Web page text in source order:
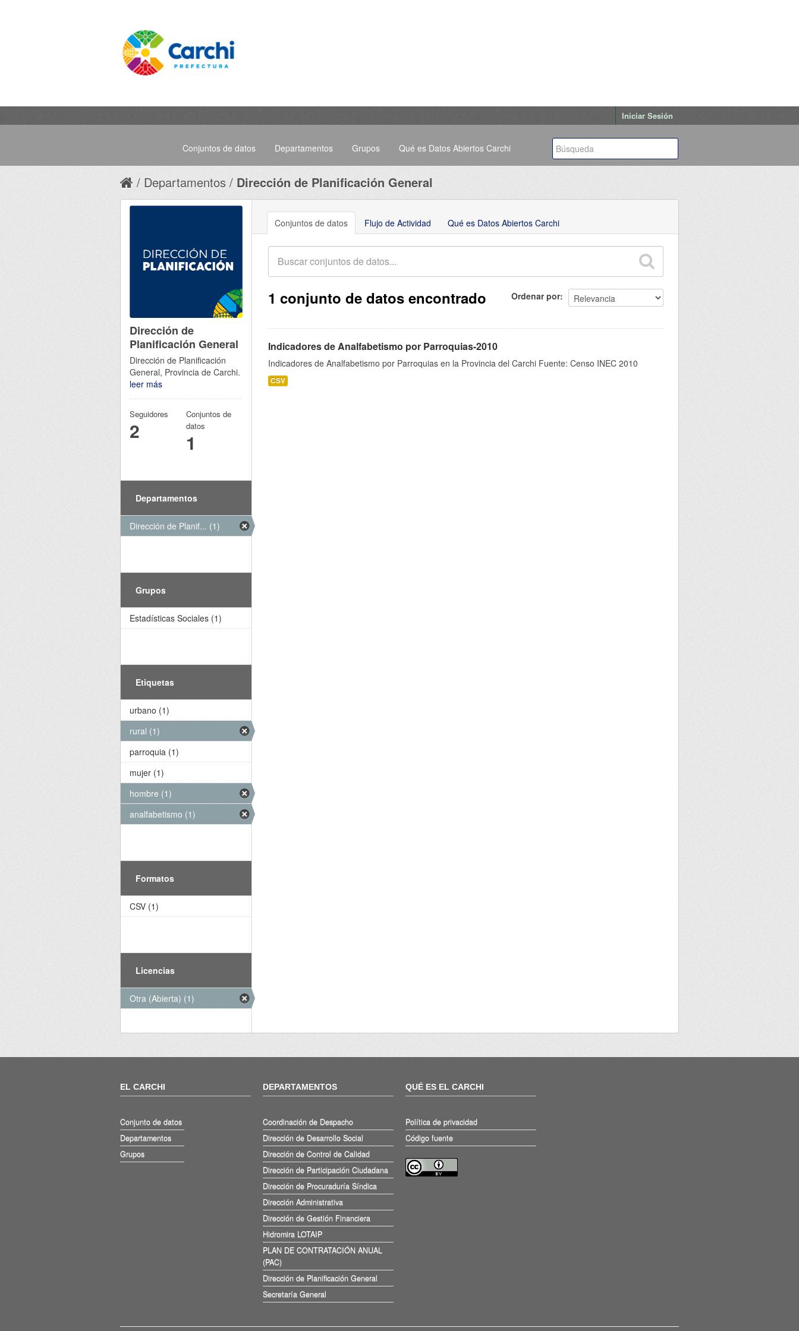
Iniciar Sesión
Conjuntos de datos Departamentos Grupos Qué es Datos Abiertos Carchi
Departamentos Dirección de Planificación General
Conjuntos de datos Flujo de Actividad Qué es Datos Abiertos Carchi
Ordenar por
1 conjunto de datos encontrado
Indicadores de Analfabetismo por Parroquias-2010
Indicadores de Analfabetismo por Parroquias en la Provincia del Carchi Fuente: Censo INEC 2010
CSV
Dirección de
Planificación General
Dirección de Planificación
General, Provincia de Carchi.
leer más
Seguidores
2
Conjuntos de
datos
1
Departamentos
Dirección de Planif... (1)
Grupos
Estadísticas Sociales (1)
Etiquetas
urbano (1)
rural (1)
parroquia (1)
mujer (1)
hombre (1)
analfabetismo (1)
Formatos
CSV (1)
Licencias
Otra (Abierta) (1)
EL CARCHI
Conjunto de datos
Departamentos
Grupos
DEPARTAMENTOS
Coordinación de Despacho
Dirección de Desarrollo Social
Dirección de Control de Calidad
Dirección de Participación Ciudadana
Dirección de Procuraduría Síndica
Dirección Administrativa
Dirección de Gestión Financiera
Hidromira LOTAIP
PLAN DE CONTRATACIÓN ANUAL
(PAC)
Dirección de Planificación General
Secretaría General
QUÉ ES EL CARCHI
Política de privacidad
Código fuente